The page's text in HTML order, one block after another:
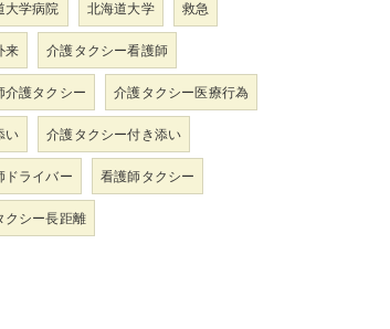
大学病院 北海道大学 救急
来 介護タクシー看護師
介護タクシー 介護タクシー医療行為
い 介護タクシー付き添い
ドライバー 看護師タクシー
クシー長距離